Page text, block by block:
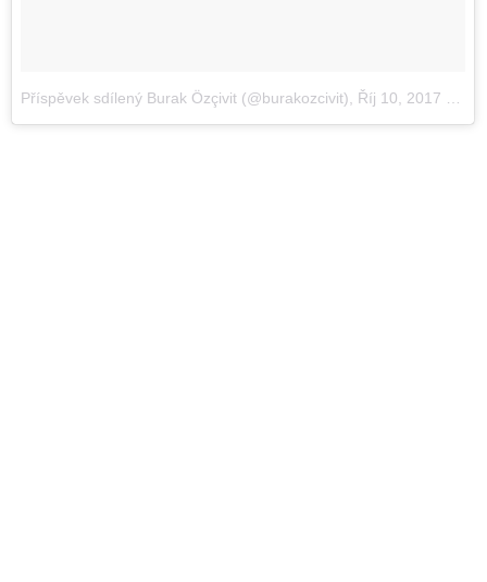
Příspěvek sdílený Burak Özçivit (@burakozcivit) Říj 10, 2017 v 8:47 PDT